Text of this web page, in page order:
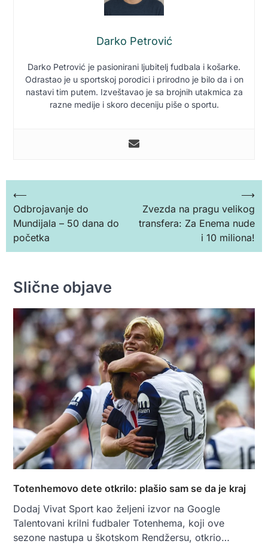
Darko Petrović
Darko Petrović je pasionirani ljubitelj fudbala i košarke.
Odrastao je u sportskoj porodici i prirodno je bilo da i on
nastavi tim putem. Izveštavao je sa brojnih utakmica za
razne medije i skoro deceniju piše o sportu.
Кретање
чланка
⟵
Odbrojavanje do
Mundijala – 50 dana do
početka
Zvezda na pragu velikog
transfera: Za Enema nude
i 10 miliona!
⟶
Slične objave
Totenhemovo dete otkrilo: plašio sam se da je kraj
Dodaj Vivat Sport kao željeni izvor na Google
Talentovani krilni fudbaler Totenhema, koji ove
sezone nastupa u škotskom Rendžersu, otkrio…